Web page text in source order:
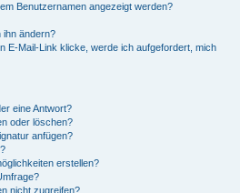
Benutzernamen angezeigt werden?
ihn ändern?
E-Mail-Link klicke, werde ich aufgefordert, mich
eine Antwort?
oder löschen?
anfügen?
erstellen?
nicht zugreifen?